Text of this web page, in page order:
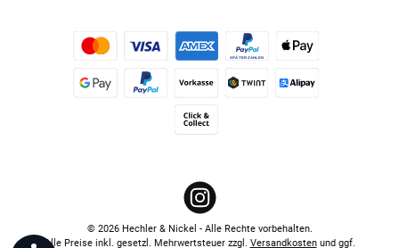
Kredit- oder Debitkarte Später BezahlenApple Pay
Vorkasse
Instagram
© 2026 Hechler & Nickel - Alle Rechte vorbehalten.
Alle Preise inkl. gesetzl. Mehrwertsteuer zzgl. Versandkostenund ggf.